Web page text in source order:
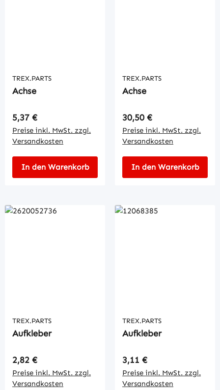
TREX.PARTS
Achse
Regulärer Preis:
5,37 €
Preise inkl. MwSt. zzgl.
Versandkosten
In den Warenkorb
TREX.PARTS
Achse
Regulärer Preis:
30,50 €
Preise inkl. MwSt. zzgl.
Versandkosten
In den Warenkorb
TREX.PARTS
Aufkleber
Regulärer Preis:
2,82 €
Preise inkl. MwSt. zzgl.
Versandkosten
TREX.PARTS
Aufkleber
Regulärer Preis:
3,11 €
Preise inkl. MwSt. zzgl.
Versandkosten